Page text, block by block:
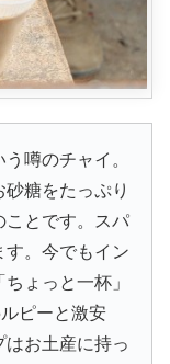
噂のチャイ。
糖をたっぷり
ことです。スパ
す。今でもイン
ょっと一杯」
ピーと激安
お土産に持っ